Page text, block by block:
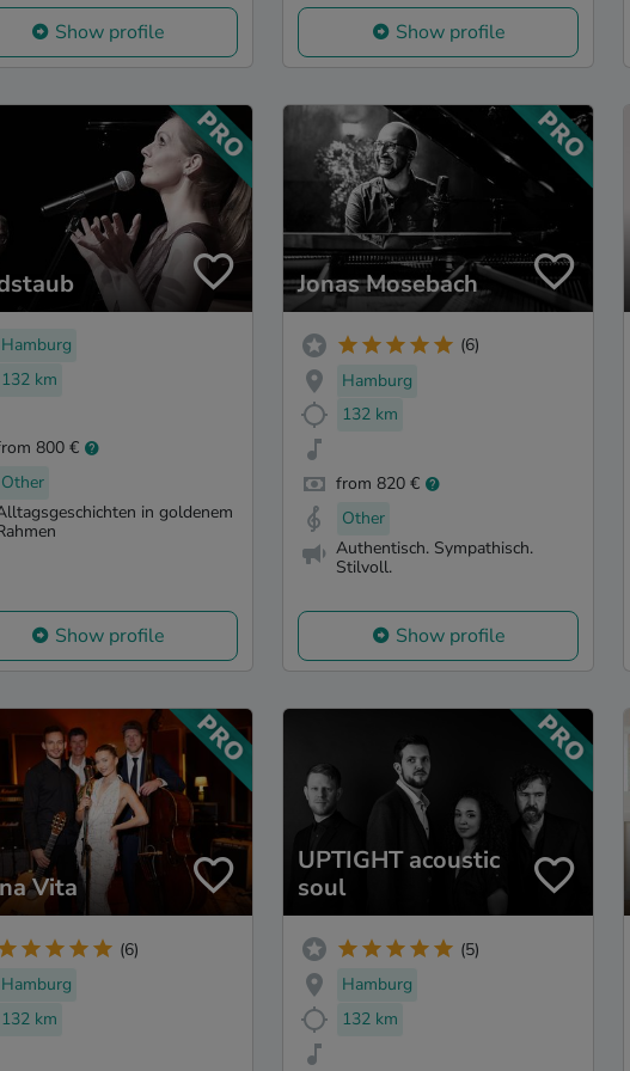
Show profile Show profile
Hamburg
132 km
800 €
Other
in goldenem
Show profile
Jonas Mosebach
(6)
Hamburg
132 km
from 820 €
Other
Authentisch. Sympathisch.
Stilvoll.
Show profile
Vita
(6)
Hamburg
132 km
UPTIGHT acoustic
soul
(5)
Hamburg
132 km